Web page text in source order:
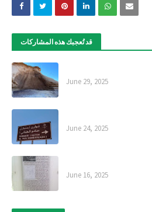
قد تُعجبك هذه المشاركات
June 29, 2025
June 24, 2025
June 16, 2025